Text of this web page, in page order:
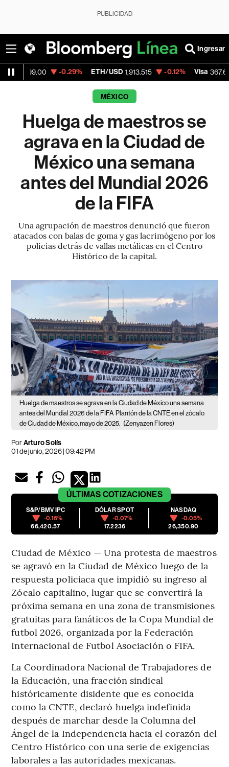
PUBLICIDAD
Ingresar
-0.29% ETH/USD 1,913.515 -0.12% Visa 367.65 -0.24%
MÉXICO
Huelga de maestros se
agrava en la Ciudad de
México una semana
antes del Mundial 2026
de la FIFA
Una agrupación de maestros denunció que fueron
atacados con balas de goma y gas lacrimógeno por los
policías detrás de vallas metálicas en el Centro
Histórico de la capital.
Huelga de maestros se agrava en la Ciudad de México una semana
antes del Mundial 2026 de la FIFA Plantón de la CNTE en el zócalo
de Ciudad de México, mayo de 2025. (Zenyazen Flores)
PorArturo Solís
01 de junio, 2026 | 09:42 PM
ÚLTIMAS COTIZACIONES
S&P/BMV IPC
-0.16%
66,420.57
DÓLAR SPOT
-0.07%
17.2236
NASDAQ
-0.05%
26,350.90
Ciudad de México — Una protesta de maestros
se agravó en la Ciudad de México luego de la
respuesta policiaca que impidió su ingreso al
Zócalo capitalino, lugar que se convertirá la
próxima semana en una zona de transmisiones
gratuitas para fanáticos de la Copa Mundial de
futbol 2026, organizada por la Federación
Internacional de Futbol Asociación o FIFA.
La Coordinadora Nacional de Trabajadores de
la Educación, una fracción sindical
históricamente disidente que es conocida
como la CNTE, declaró huelga indefinida
después de marchar desde la Columna del
Ángel de la Independencia hacia el corazón del
Centro Histórico con una serie de exigencias
laborales a las autoridades mexicanas.